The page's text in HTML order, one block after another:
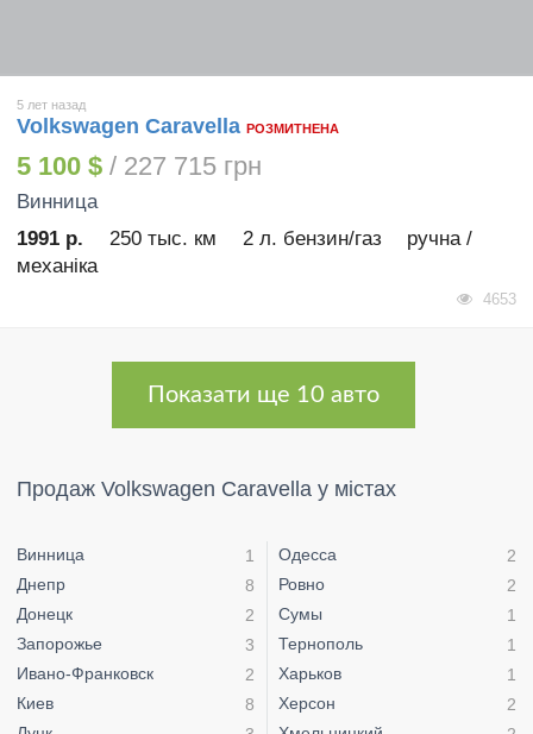
5 лет назад
Volkswagen Caravella РОЗМИТНЕНА
5 100 $ / 227 715 грн
Винница
1991 р.
250 тыс. км 2 л. бензин/газ
ручна /
механіка
4653
Показати ще 10 авто
Продаж Volkswagen Caravella у містах
Винница
1
Днепр
8
Донецк
2
Запорожье
3
Ивано-Франковск
2
Киев
8
Одесса
2
Ровно
2
Сумы
1
Тернополь
1
Харьков
1
Херсон
2